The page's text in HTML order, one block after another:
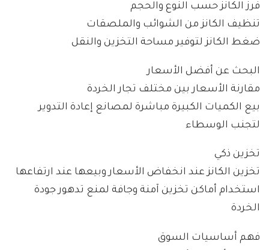
فرز الكانز حسب النوع والحجم
تنظيف الكانز من الشوائب والملصقات
ضغط الكانز لتوفير مساحة التخزين والنقل
البحث عن أفضل الأسعار
مقارنة الأسعار بين مختلف تجار الخردة
بيع الكميات الكبيرة مباشرة لمصانع إعادة التدوير
لتجنب الوسطاء
تخزين ذكي
تخزين الكانز عند انخفاض الأسعار وبيعها عند ارتفاعها
استخدام أماكن تخزين آمنة وجافة لمنع تدهور جودة
الخردة
فهم أساسيات السوق